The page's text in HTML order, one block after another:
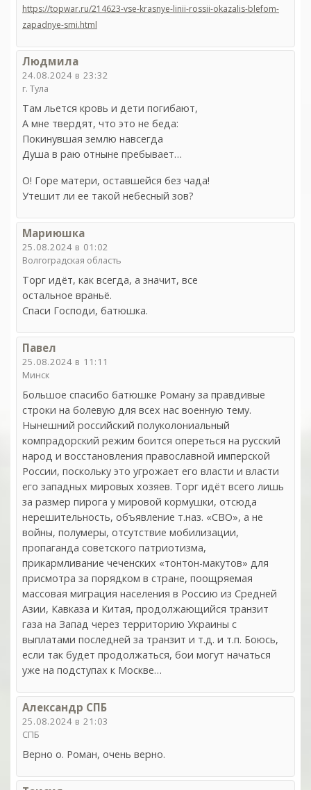
https://topwar.ru/214623-vse-krasnye-linii-rossii-okazalis-blefom-
zapadnye-smi.html
Людмила
24.08.2024 в 23:32
г. Тула
Там льется кровь и дети погибают,
А мне твердят, что это не беда:
Покинувшая землю навсегда
Душа в раю отныне пребывает…
О! Горе матери, оставшейся без чада!
Утешит ли ее такой небесный зов?
Мариюшка
25.08.2024 в 01:02
Волгоградская область
Торг идёт, как всегда, а значит, все
остальное враньё.
Спаси Господи, батюшка.
Павел
25.08.2024 в 11:11
Минск
Большое спасибо батюшке Роману за правдивые
строки на болевую для всех нас военную тему.
Нынешний российский полуколониальный
компрадорский режим боится опереться на русский
народ и восстановления православной имперской
России, поскольку это угрожает его власти и власти
его западных мировых хозяев. Торг идёт всего лишь
за размер пирога у мировой кормушки, отсюда
нерешительность, объявление т.наз. «СВО», а не
войны, полумеры, отсутствие мобилизации,
пропаганда советского патриотизма,
прикармливание чеченских «тонтон-макутов» для
присмотра за порядком в стране, поощряемая
массовая миграция населения в Россию из Средней
Азии, Кавказа и Китая, продолжающийся транзит
газа на Запад через территорию Украины с
выплатами последней за транзит и т.д. и т.п. Боюсь,
если так будет продолжаться, бои могут начаться
уже на подступах к Москве…
Александр СПБ
25.08.2024 в 21:03
СПБ
Верно о. Роман, очень верно.